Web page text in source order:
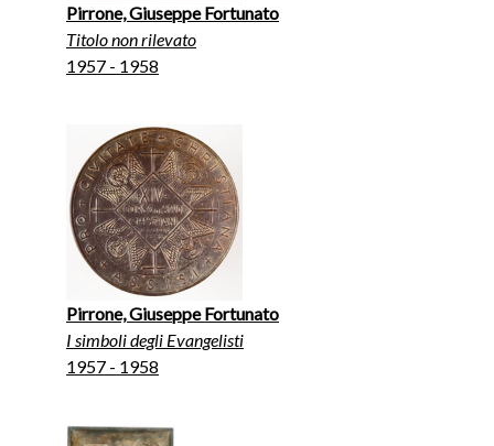
Pirrone, Giuseppe Fortunato
Titolo non rilevato
1957 - 1958
Pirrone, Giuseppe Fortunato
I simboli degli Evangelisti
1957 - 1958